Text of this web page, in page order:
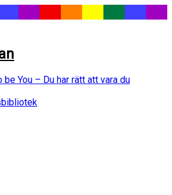
be You – Du har rätt att vara du